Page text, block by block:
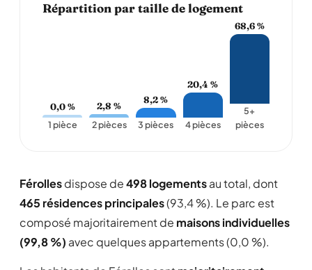
Répartition par taille de logement
0,0 %
1 pièce
2,8 %
2 pièces
8,2 %
3 pièces
20,4 %
4 pièces
68,6 %
5+
pièces
Férollesdispose de498 logementsau total, dont
465 résidences principales(93,4 %). Le parc est
composé majoritairement de maisons individuelles
(99,8 %) avec quelques appartements (0,0 %).